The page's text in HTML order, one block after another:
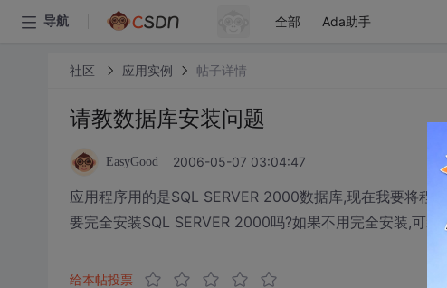
导航 全部 Ada助手
社区 应用实例 帖子详情
请教数据库安装问题
EasyGood 2006-05-07 03:04:47
应用程序用的是SQL SERVER 2000数据库,现在我要将程
要完全安装SQL SERVER 2000吗?如果不用完全安装,可
给本帖投票